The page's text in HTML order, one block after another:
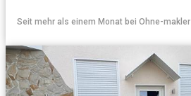
Seit mehr als einem Monat bei Ohne-makler